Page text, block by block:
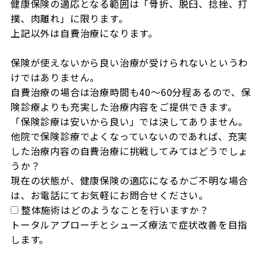
健康保険の適応となる範囲は「骨折、脱臼、捻挫、打
撲、肉離れ」に限ります。
上記以外は自費治療になります。
保険が使えないから良い治療が受けられないというわ
けではありません。
自費治療の場合は治療時間も40～60分程あるので、保
険診療よりも充実した治療内容をご提供できます。
「保険診療は安いから良い」では決してありません。
他院で保険診療でよくなっていないのであれば、充実
した治療内容の自費治療に挑戦してみてはどうでしょ
うか？
現在の状態が、健康保険の適応になるかご不明な場合
は、お電話にてお気軽にお問合せください。
整体施術はどのようなことを行いますか？
トータルアプローチとシューズ療法で症状改善を目指
します。